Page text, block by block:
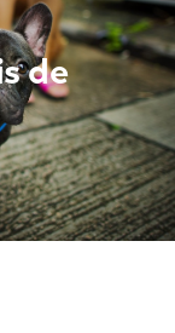
de